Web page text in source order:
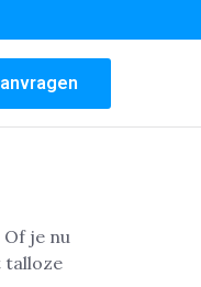
je nu
talloze